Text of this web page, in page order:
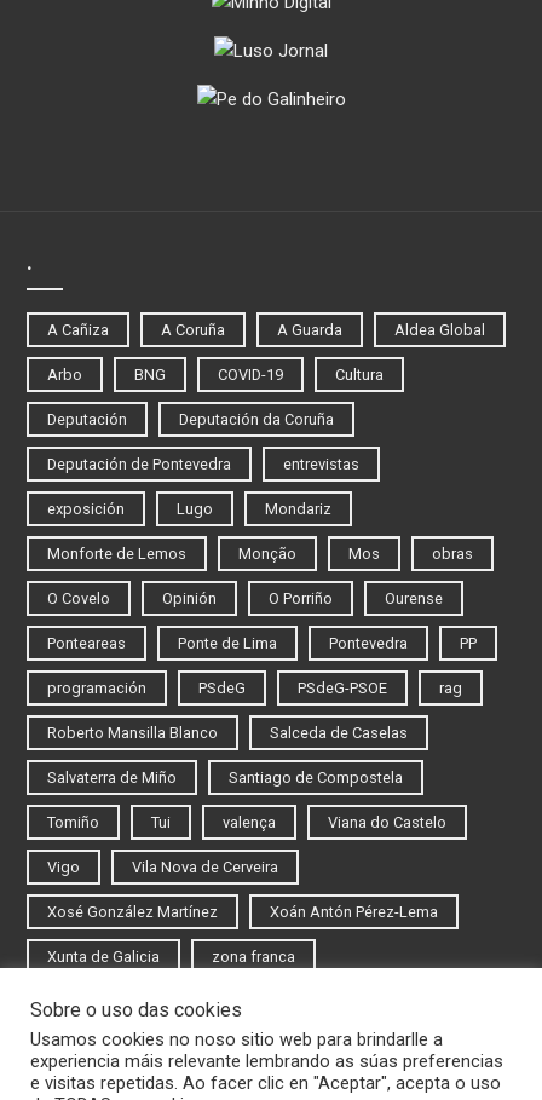
.
A Cañiza A Coruña A Guarda Aldea Global
Arbo BNG COVID-19 Cultura
Deputación Deputación da Coruña
Deputación de Pontevedra entrevistas
exposición Lugo Mondariz
Monforte de Lemos Monção Mos obras
O Covelo Opinión O Porriño Ourense
Ponteareas Ponte de Lima Pontevedra PP
programación PSdeG PSdeG-PSOE rag
Roberto Mansilla Blanco Salceda de Caselas
Salvaterra de Miño Santiago de Compostela
Tomiño Tui valença Viana do Castelo
Vigo Vila Nova de Cerveira
Xosé González Martínez Xoán Antón Pérez-Lema
Xunta de Galicia zona franca
Iniciar sesión
Rexistrarse
Sobre o uso das cookies
Usamos cookies no noso sitio web para brindarlle a
experiencia máis relevante lembrando as súas preferencias
e visitas repetidas. Ao facer clic en "Aceptar", acepta o uso